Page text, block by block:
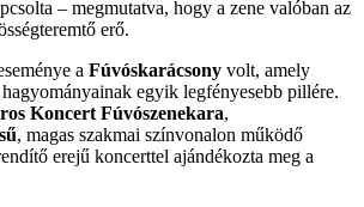
– megmutatva, hogy a zene valóban az
erő.
a Fúvóskarácsony volt, amely
egyik legfényesebb pillére.
Koncert Fúvószenekara,
, magas szakmai színvonalon működő
erejű koncerttel ajándékozta meg a